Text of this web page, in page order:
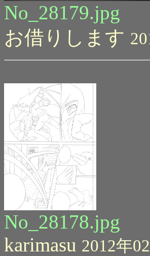
No_28179.jpg
お借りします
No_28178.jpg
karimasu 2012年